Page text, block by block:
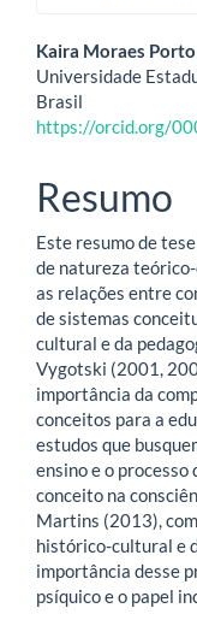
Conteúdo
do
artigo
principal
Kaira Moraes Porto
Universidade
Brasil
https://orcid.org/
Resumo
Este resumo de
de natureza
as relações entre
de sistemas
cultural e da
Vygotski (2001,
importância da
conceitos para a
estudos que
ensino e o
conceito na
Martins (2013),
histórico-cultural e
importância desse
psíquico e o papel